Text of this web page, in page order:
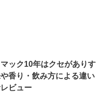
ック10年はクセがありす
香り・飲み方による違い
ビュー